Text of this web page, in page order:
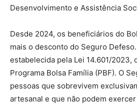
Desenvolvimento e Assistência
Desde 2024, os beneficiários do
mais o desconto do Seguro
estabelecida pela Lei 14.601/2023,
Programa Bolsa Família (PBF). O
pessoas que sobrevivem
artesanal e que não podem